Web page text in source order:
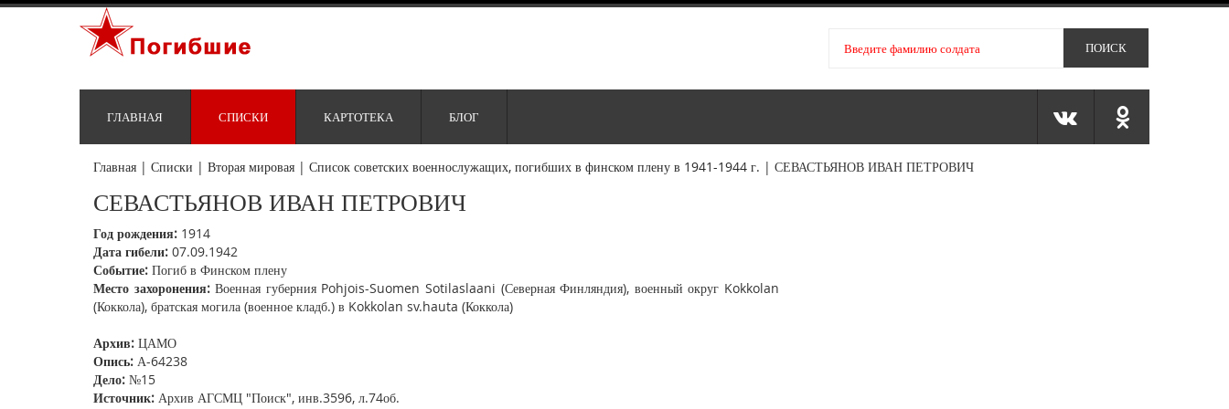
ГЛАВНАЯ СПИСКИ КАРТОТЕКА БЛОГ
Главная | Списки | Вторая мировая | Список советских военнослужащих, погибших в финском плену в 1941-1944 г. | СЕВАСТЬЯНОВ ИВАН ПЕТРОВИЧ
СЕВАСТЬЯНОВ ИВАН ПЕТРОВИЧ
Год рождения: 1914
Дата гибели: 07.09.1942
Событие: Погиб в Финском плену
Место захоронения:Военная губерния Pohjois-Suomen Sotilaslaani (Северная Финляндия), военный округ Kokkolan
(Коккола), братская могила (военное кладб.) в Kokkolan sv.hauta (Коккола)
Архив: ЦАМО
Опись: А-64238
Дело: №15
Источник: Архив АГСМЦ "Поиск", инв.3596, л.74об.